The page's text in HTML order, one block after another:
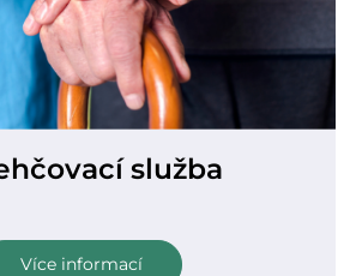
služba
Více informací